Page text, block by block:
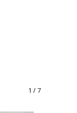
1 / 7